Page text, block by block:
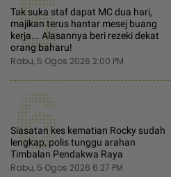
5
Tak suka staf dapat MC dua hari,
majikan terus hantar mesej buang
kerja... Alasannya beri rezeki dekat
orang baharu!
Rabu, 5 Ogos 2026 2:00 PM
6
Siasatan kes kematian Rocky sudah
lengkap, polis tunggu arahan
Timbalan Pendakwa Raya
Rabu, 5 Ogos 2026 6:27 PM